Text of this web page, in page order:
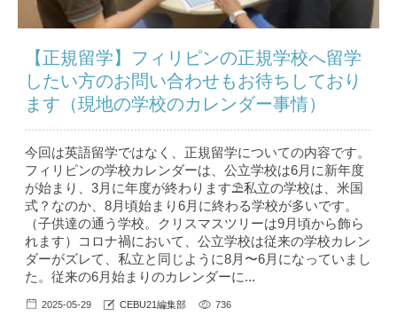
【正規留学】フィリピンの正規学校へ留学
したい方のお問い合わせもお待ちしており
ます（現地の学校のカレンダー事情）
今回は英語留学ではなく、正規留学についての内容です。
フィリピンの学校カレンダーは、公立学校は6月に新年度
が始まり、3月に年度が終わります⛱私立の学校は、米国
式？なのか、8月頃始まり6月に終わる学校が多いです。
（子供達の通う学校。クリスマスツリーは9月頃から飾ら
れます）コロナ禍において、公立学校は従来の学校カレン
ダーがズレて、私立と同じように8月〜6月になっていまし
た。従来の6月始まりのカレンダーに...
2025-05-29 CEBU21編集部 736